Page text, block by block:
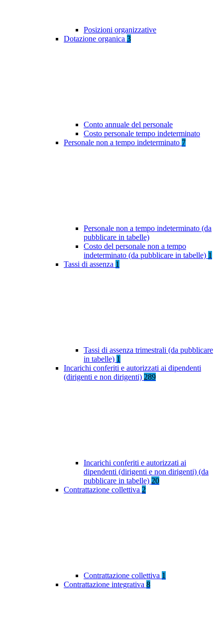
Posizioni organizzative
Dotazione organica 3
Conto annuale del personale
Costo personale tempo indeterminato
Personale non a tempo indeterminato 7
Personale non a tempo indeterminato (da
pubblicare in tabelle)
Costo del personale non a tempo
indeterminato (da pubblicare in tabelle) 1
Tassi di assenza 1
Tassi di assenza trimestrali (da pubblicare
in tabelle) 1
Incarichi conferiti e autorizzati ai dipendenti
(dirigenti e non dirigenti) 289
Incarichi conferiti e autorizzati ai
dipendenti (dirigenti e non dirigenti) (da
pubblicare in tabelle) 20
Contrattazione collettiva 2
Contrattazione collettiva 1
Contrattazione integrativa 8